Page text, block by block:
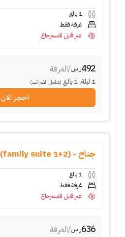
1 بالغ
غرفة فقط
غير قابل للاسترجاع
492ر.س/الغرفة
1 ليلة,
1 بالغ (شامل الضرائب)
احجز الان
جناح - (2+1 family suite)
1 بالغ
غرفة فقط
غير قابل للاسترجاع
636ر.س/الغرفة